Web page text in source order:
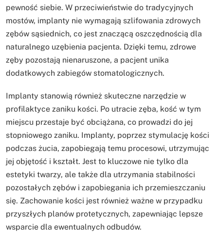
pewność siebie. W przeciwieństwie do tradycyjnych
mostów, implanty nie wymagają szlifowania zdrowych
zębów sąsiednich, co jest znaczącą oszczędnością dla
naturalnego uzębienia pacjenta. Dzięki temu, zdrowe
zęby pozostają nienaruszone, a pacjent unika
dodatkowych zabiegów stomatologicznych.
Implanty stanowią również skuteczne narzędzie w
profilaktyce zaniku kości. Po utracie zęba, kość w tym
miejscu przestaje być obciążana, co prowadzi do jej
stopniowego zaniku. Implanty, poprzez stymulację kości
podczas żucia, zapobiegają temu procesowi, utrzymując
jej objętość i kształt. Jest to kluczowe nie tylko dla
estetyki twarzy, ale także dla utrzymania stabilności
pozostałych zębów i zapobiegania ich przemieszczaniu
się. Zachowanie kości jest również ważne w przypadku
przyszłych planów protetycznych, zapewniając lepsze
wsparcie dla ewentualnych odbudów.